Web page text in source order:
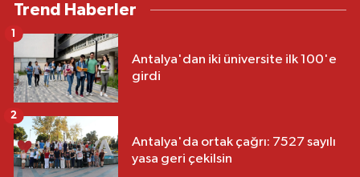
Trend Haberler
Antalya'dan iki üniversite ilk 100'e
girdi
1
Antalya'da ortak çağrı: 7527 sayılı
yasa geri çekilsin
2